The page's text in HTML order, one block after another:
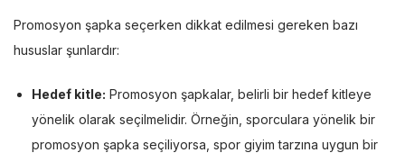
Promosyon şapka seçerken dikkat edilmesi gereken bazı
hususlar şunlardır:
Hedef kitle: Promosyon şapkalar, belirli bir hedef kitleye
yönelik olarak seçilmelidir. Örneğin, sporculara yönelik bir
promosyon şapka seçiliyorsa, spor giyim tarzına uygun bir